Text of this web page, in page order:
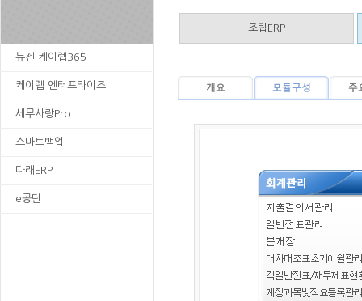
뉴젠 케이렙365
케이렙 엔터프라이즈
세무사랑Pro
스마트백업
다래ERP
e공단
조립ERP